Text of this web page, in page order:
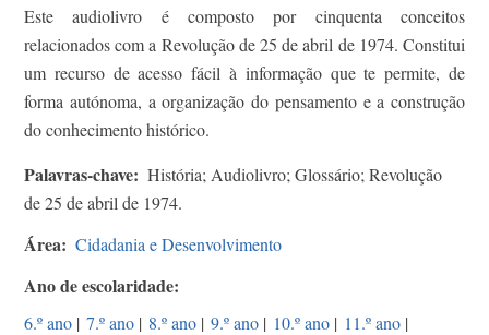
Este audiolivro é composto por cinquenta conceitos
relacionados com a Revolução de 25 de abril de 1974. Constitui
um recurso de acesso fácil à informação que te permite, de
forma autónoma, a organização do pensamento e a construção
do conhecimento histórico.
Palavras-chave
História; Audiolivro; Glossário; Revolução
de 25 de abril de 1974.
Área Cidadania e Desenvolvimento
Ano de escolaridade
6.º ano | 7.º ano | 8.º ano | 9.º ano | 10.º ano | 11.º ano |